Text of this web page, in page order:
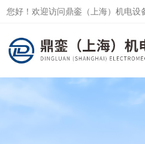
您好！欢迎访问鼎銮（上海）机电设